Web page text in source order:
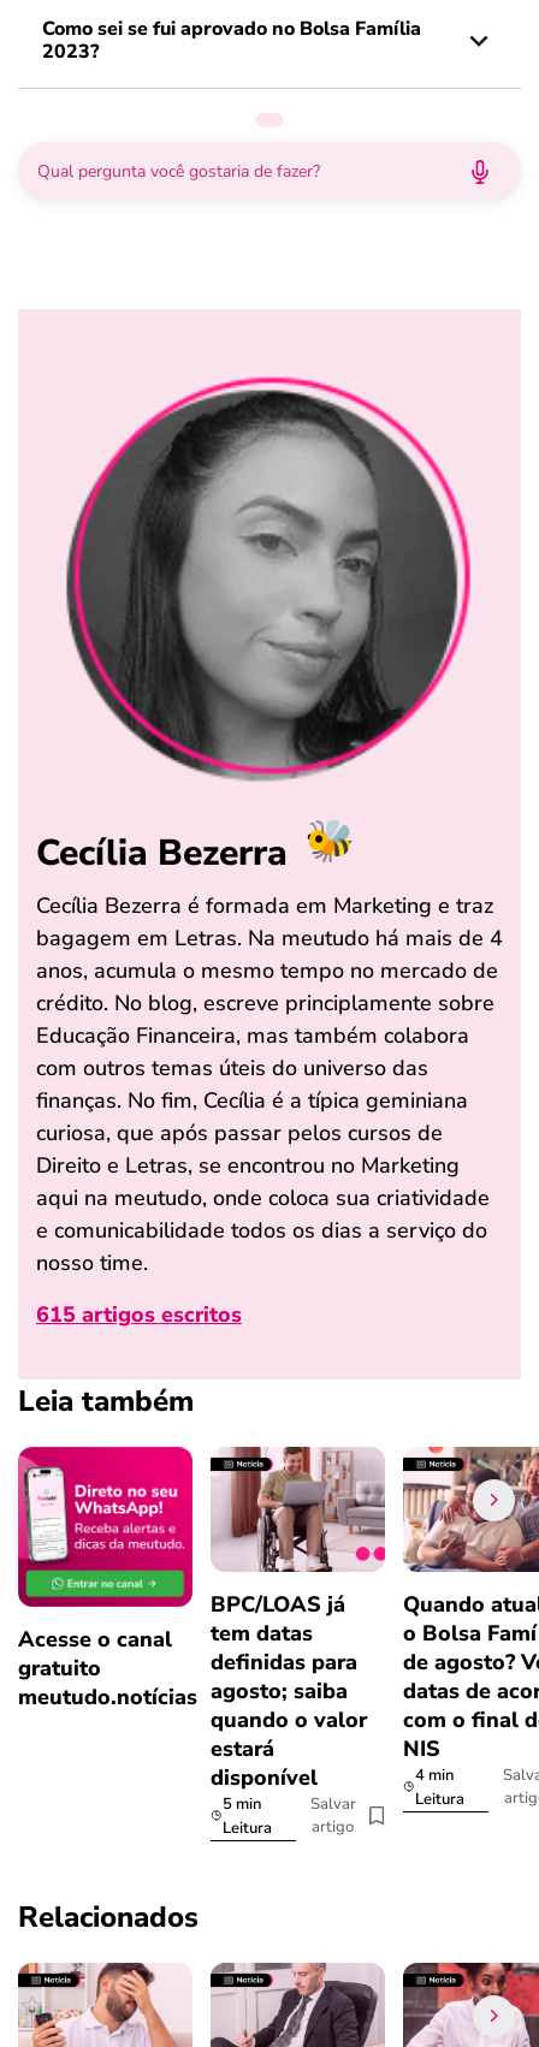
Como sei se fui aprovado no Bolsa Família
2023?
Cecília Bezerra
Cecília Bezerra é formada em Marketing e traz
bagagem em Letras. Na meutudo há mais de 4
anos, acumula o mesmo tempo no mercado de
crédito. No blog, escreve principlamente sobre
Educação Financeira, mas também colabora
com outros temas úteis do universo das
finanças. No fim, Cecília é a típica geminiana
curiosa, que após passar pelos cursos de
Direito e Letras, se encontrou no Marketing
aqui na meutudo, onde coloca sua criatividade
e comunicabilidade todos os dias a serviço do
nosso time.
615 artigos escritos
Leia também
Acesse o canal
gratuito
meutudo.notícias
BPC/LOAS já
tem datas
definidas para
agosto; saiba
quando o valor
estará
disponível
5 min
Leitura
Salvar
artigo
Quando
o Bolsa
de agosto?
datas de
com o final
NIS
4 min
Leitura
Relacionados